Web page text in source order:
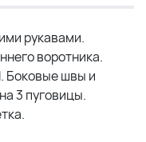
рукавами.
воротника.
Боковые швы и
3 пуговицы.